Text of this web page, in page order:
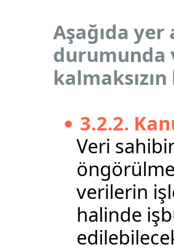
Aşağıda
durumunda
3.2.2.
Veri
verilerin
halinde